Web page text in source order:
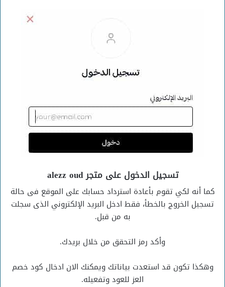
تسجيل الدخول على متجر alezz oud
كما أنه لكي تقوم بأعادة استرداد حسابك على الموقع فى حالة
تسجيل الخروج بالخطأ، فقط ادخل البريد الإلكتروني الذى سجلت
به من قبل.
وأكد رمز التحقق من خلال بريدك.
وهكذا تكون قد استعدت بياناتك ويمكنك الان ادخال كود خصم
العز للعود وتفعيله.